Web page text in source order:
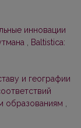
инновации
Baltistica:
и географии
образованиям